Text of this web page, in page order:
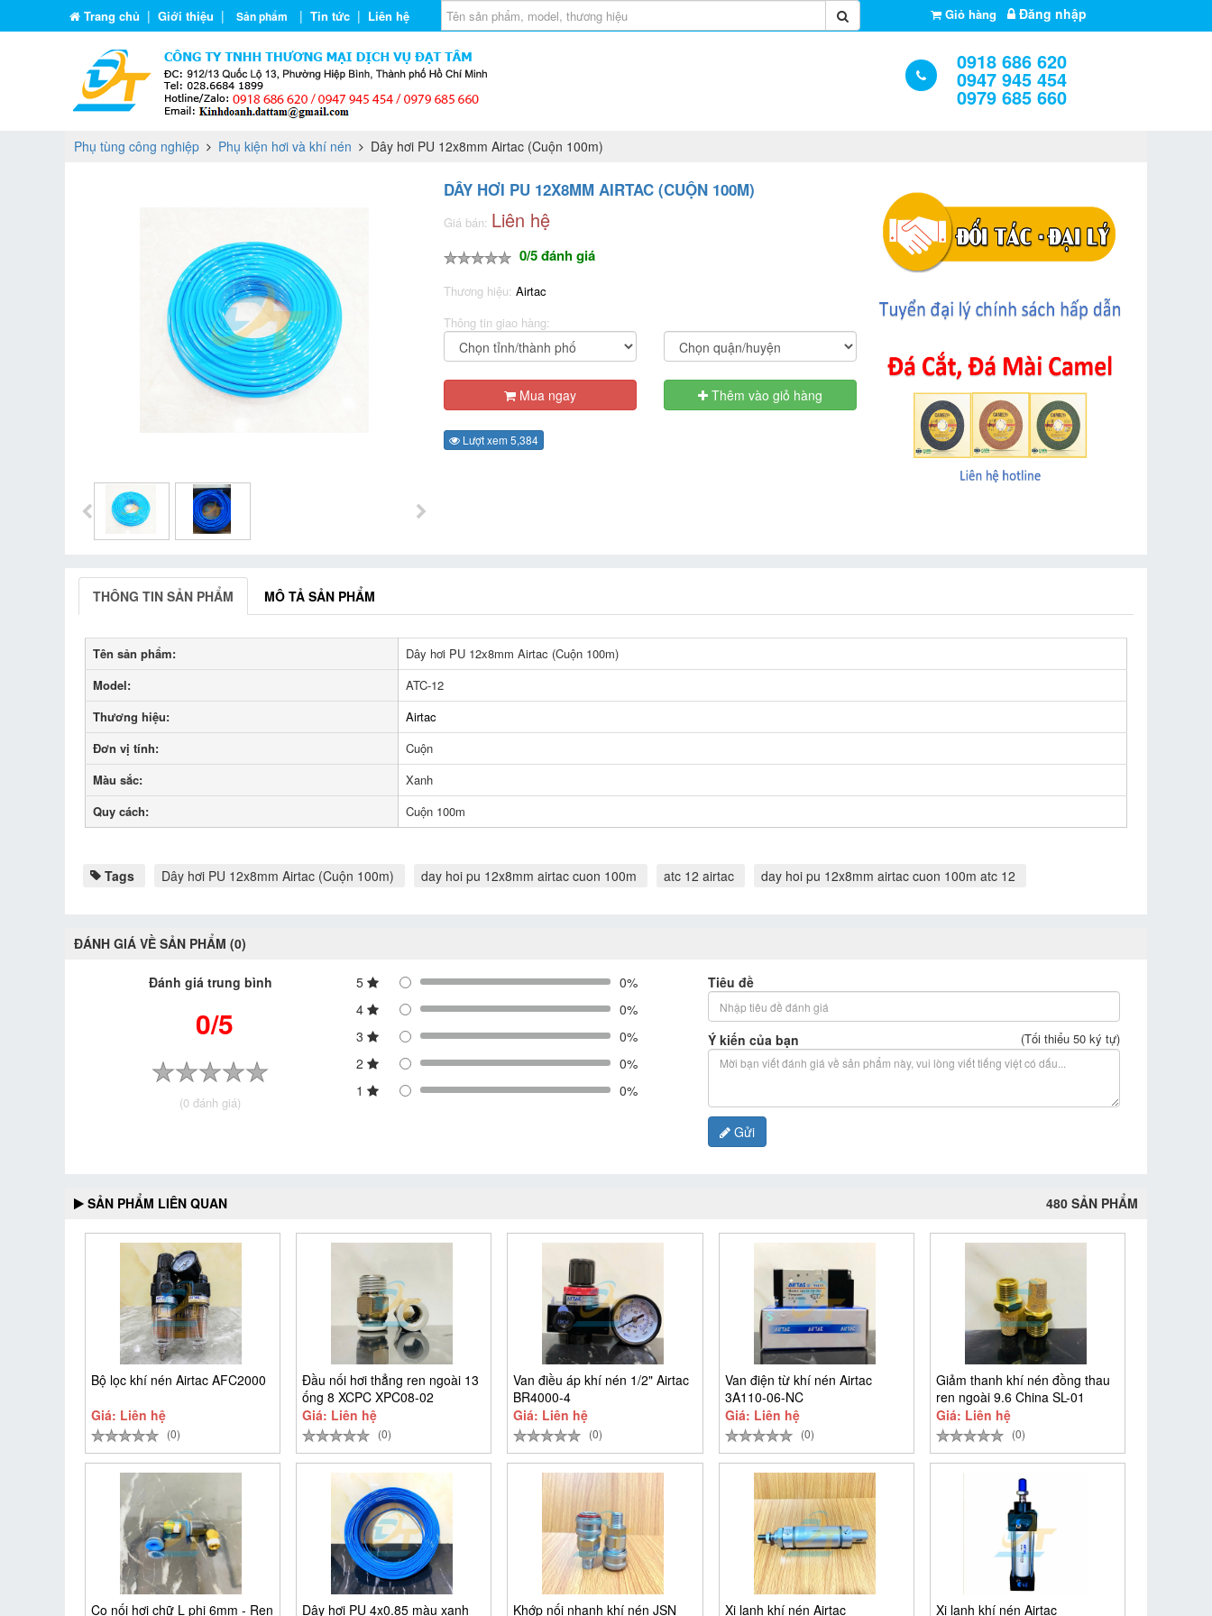
Trang chủ | Giới thiệu | Sản phẩm | Tin tức | Liên hệ Giỏ hàng Đăng nhập
0918 686 620
0947 945 454
0979 685 660
Phụ tùng công nghiệp Phụ kiện hơi và khí nén Dây hơi PU 12x8mm Airtac (Cuộn 100m)
DÂY HƠI PU 12X8MM AIRTAC (CUỘN 100M)
Giá bán: Liên hệ
0/5 đánh giá
Thương hiệu: Airtac
Thông tin giao hàng:
Mua ngay Thêm vào giỏ hàng
Lượt xem 5,384
THÔNG TIN SẢN PHẨM MÔ TẢ SẢN PHẨM
Tên sản phẩm:
Dây hơi PU 12x8mm Airtac (Cuộn 100m)
Model:
ATC-12
Thương hiệu:
Airtac
Đơn vị tính:
Cuộn
Màu sắc:
Xanh
Quy cách:
Cuộn 100m
Tags Dây hơi PU 12x8mm Airtac (Cuộn 100m) day hoi pu 12x8mm airtac cuon 100m atc 12 airtac day hoi pu 12x8mm airtac cuon 100m atc 12
ĐÁNH GIÁ VỀ SẢN PHẨM (0)
Đánh giá trung bình
0/5
(0 đánh giá)
5
0%
4
0%
3
0%
2
0%
1
0%
Tiêu đề
Ý kiến của bạn (Tối thiểu 50 ký tự)
Gửi
SẢN PHẨM LIÊN QUAN 480 SẢN PHẨM
Bộ lọc khí nén Airtac AFC2000
Giá: Liên hệ
(0)
Đầu nối hơi thẳng ren ngoài 13
ống 8 XCPC XPC08-02
Giá: Liên hệ
(0)
Van điều áp khí nén 1/2" Airtac
BR4000-4
Giá: Liên hệ
(0)
Van điện từ khí nén Airtac
3A110-06-NC
Giá: Liên hệ
(0)
Giảm thanh khí nén đồng thau
ren ngoài 9.6 China SL-01
Giá: Liên hệ
(0)
Co nối hơi chữ L phi 6mm - Ren Dây hơi PU 4x0.85 màu xanh Khớp nối nhanh khí nén JSN Xi lanh khí nén Airtac Xi lanh khí nén Airtac